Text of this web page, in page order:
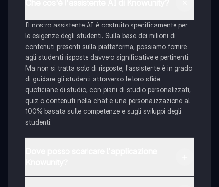
Il nostro assistente AI è costruito specificamente per
le esigenze degli studenti. Sulla base dei milioni di
contenuti presenti sulla piattaforma, possiamo fornire
agli studenti risposte davvero significative e pertinenti.
Ma non si tratta solo di risposte, l'assistente è in grado
di guidare gli studenti attraverso le loro sfide
quotidiane di studio, con piani di studio personalizzati,
quiz o contenuti nella chat e una personalizzazione al
100% basata sulle competenze e sugli sviluppi degli
studenti.